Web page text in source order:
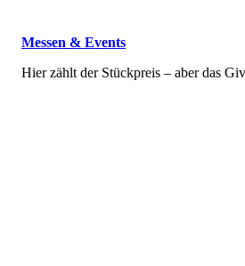
Messen & Events
Hier zählt der Stückpreis – aber das